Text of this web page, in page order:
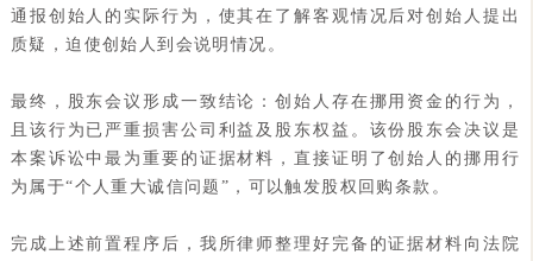
通报创始人的实际行为，使其在了解客观情况后对创始人提出
质疑，迫使创始人到会说明情况。
最终，股东会议形成一致结论：创始人存在挪用资金的行为，
且该行为已严重损害公司利益及股东权益。该份股东会决议是
本案诉讼中最为重要的证据材料，直接证明了创始人的挪用行
为属于“个人重大诚信问题”，可以触发股权回购条款。
完成上述前置程序后，我所律师整理好完备的证据材料向法院